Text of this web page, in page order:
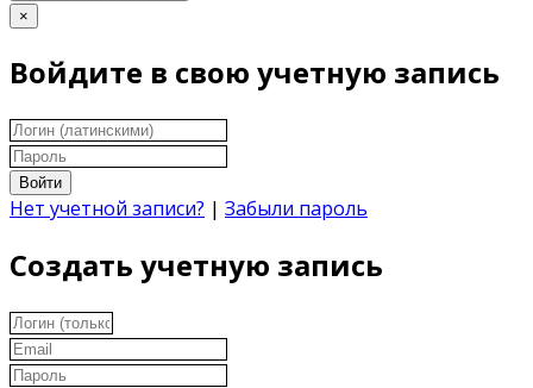
×
Войдите в свою учетную запись
Войти
Нет учетной записи? | Забыли пароль
Создать учетную запись